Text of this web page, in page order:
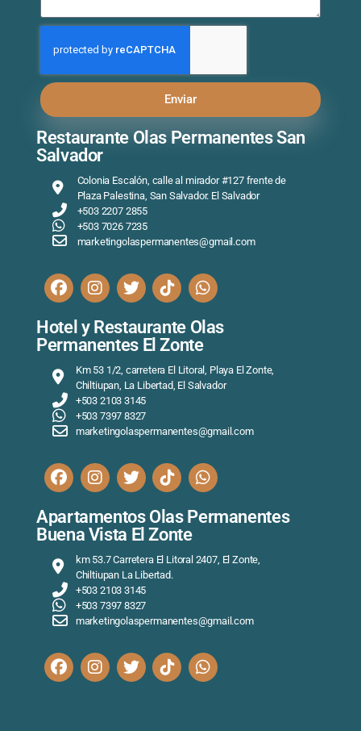
Enviar
Restaurante Olas Permanentes San
Salvador
Colonia Escalón, calle al mirador #127 frente de
Plaza Palestina, San Salvador. El Salvador
+503 2207 2855
+503 7026 7235
marketingolaspermanentes@gmail.com
Hotel y Restaurante Olas
Permanentes El Zonte
Km 53 1/2, carretera El Litoral, Playa El Zonte,
Chiltiupan, La Libertad, El Salvador
+503 2103 3145
+503 7397 8327
marketingolaspermanentes@gmail.com
Apartamentos Olas Permanentes
Buena Vista El Zonte
km 53.7 Carretera El Litoral 2407, El Zonte,
Chiltiupan La Libertad.
+503 2103 3145
+503 7397 8327
marketingolaspermanentes@gmail.com